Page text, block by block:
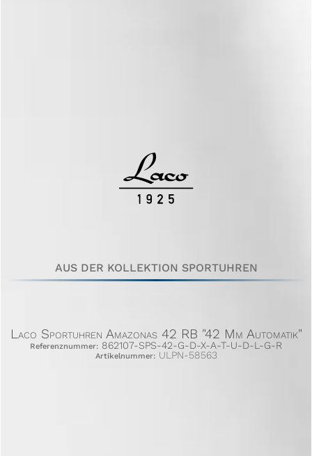
AUS DER KOLLEKTION SPORTUHREN
Laco Sportuhren Amazonas 42 RB "42 Mm Automatik"
Referenznummer: 862107-SPS-42-G-D-X-A-T-U-D-L-G-R
Artikelnummer:ULPN-58563